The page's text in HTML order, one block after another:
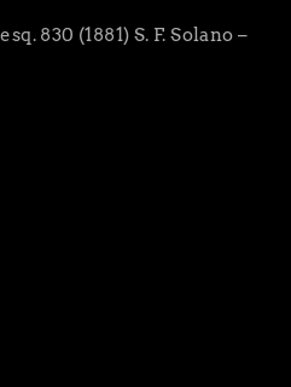
830 (1881) S. F. Solano –